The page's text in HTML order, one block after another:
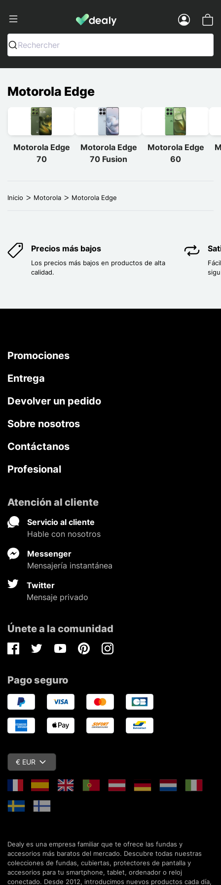
Dealy - Fundas y accesorios para
Rechercher
Motorola Edge
Motorola Edge
70
Motorola Edge
70 Fusion
Motorola Edge
60
Inicio Motorola Motorola Edge
Precios más bajos
Los precios más bajos en productos de alta
calidad.
Promociones
Entrega
Devolver un pedido
Sobre nosotros
Contáctanos
Profesional
Atención al cliente
Servicio al cliente
Hable con nosotros
Messenger
Mensajería instantánea
Twitter
Mensaje privado
Únete a la comunidad
FacebookTwitterYoutubePinterestInstagram
Pago seguro
€ EUR
Dealy es una empresa familiar que te ofrece las fundas y
accesorios más baratos del mercado. Descubre todas nuestras
colecciones de fundas, cubiertas, protectores de pantalla y
accesorios para tu smartphone, tablet, ordenador o reloj
conectado. Desde 2012, introducimos nuevos productos cada día,